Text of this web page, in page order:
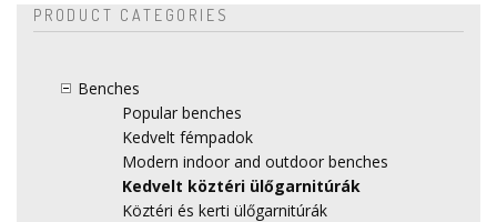
PRODUCT CATEGORIES
Benches
Popular benches
Kedvelt fémpadok
Modern indoor and outdoor benches
Kedvelt köztéri ülőgarnitúrák
Köztéri és kerti ülőgarnitúrák